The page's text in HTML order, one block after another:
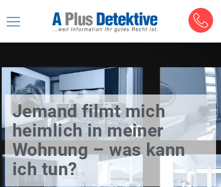
Jemand filmt mich
heimlich in meiner
Wohnung – was kann
ich tun?